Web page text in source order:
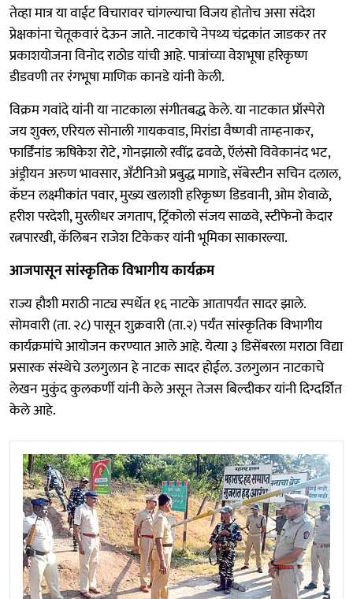
तेव्हा मात्र या वाईट विचारावर चांगल्याचा विजय होतोच असा संदेश
प्रेक्षकांना चेतूकवारं देऊन जाते. नाटकाचे नेपथ्य चंद्रकांत जाडकर तर
प्रकाशयोजना विनोद राठोड यांची आहे. पात्रांच्या वेशभूषा हरिकृष्ण
डीडवणी तर रंगभूषा माणिक कानडे यांनी केली.
विक्रम गवांदे यांनी या नाटकाला संगीतबद्ध केले. या नाटकात प्रॉस्पेरो
जय शुक्ल, एरियल सोनाली गायकवाड, मिरांडा वैष्णवी ताम्हनाकर,
फार्डिंनांड ऋषिकेश रोटे, गोनझालो रवींद्र ढवळे, ऍलंसो विवेकानंद भट,
अंड्रीयन अरुण भावसार, अँटीनिओ प्रबुद्ध मागाडे, सॅबेस्टीन सचिन दलाल,
कॅप्टन लक्ष्मीकांत पवार, मुख्य खलाशी हरिकृष्ण डिडवानी, ओम शेवाळे,
हरीश परदेशी, मुरलीधर जगताप, ट्रिंकोलो संजय साळवे, स्टीफेनो केदार
रत्नपारखी, कॅलिबन राजेश टिकेकर यांनी भूमिका साकारल्या.
आजपासून सांस्कृतिक विभागीय कार्यक्रम
राज्य हौशी मराठी नाट्य स्पर्धेत १६ नाटके आतापर्यंत सादर झाले.
सोमवारी (ता. २८) पासून शुक्रवारी (ता.२) पर्यंत सांस्कृतिक विभागीय
कार्यक्रमांचे आयोजन करण्यात आले आहे. येत्या ३ डिसेंबरला मराठा विद्या
प्रसारक संस्थेचे उलगुलान हे नाटक सादर होईल. उलगुलान नाटकाचे
लेखन मुकुंद कुलकर्णी यांनी केले असून तेजस बिल्दीकर यांनी दिग्दर्शित
केले आहे.